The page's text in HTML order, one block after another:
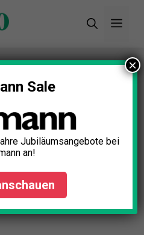
Sale
Jubiläumsangebote bei
an!
×